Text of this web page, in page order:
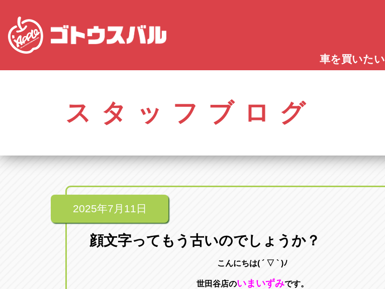
愛知
アップル春日井中央店
0568-56-0001
アップル瀬戸店
三重
059-331-6054
アップル春日井中央店
愛知県春日井市柏井町4-43-1
アップル一宮22号店
アップル春日井店
アップル碧南店
愛知県碧南市立山町4-32-1
アップル小牧店
アップル尾張旭店
愛知県尾張旭市印場元町5-2-8
オートフレンド
トラック市四日市店
アップル世田谷店
東京都世田谷区若林5-1-10
車を買いたい
スタッフブログ
2025年7月11日
顔文字ってもう古いのでしょうか？
こんにちは( ´ ▽ ` )ﾉ
世田谷店のいまいずみです。